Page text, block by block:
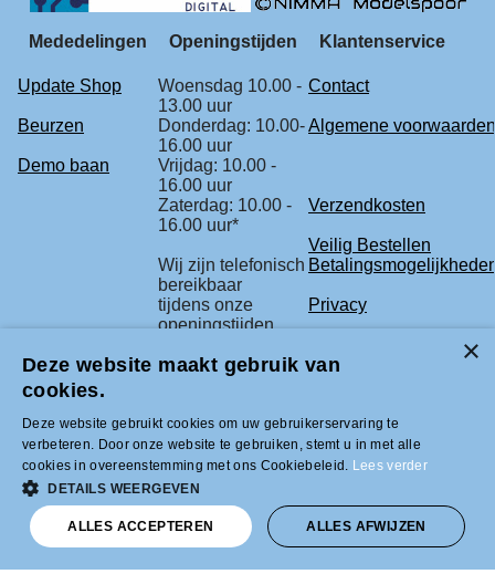
Mededelingen Openingstijden Klantenservice
Update Shop
Woensdag 10.00 -
13.00 uur
Contact
Beurzen
Donderdag: 10.00-
16.00 uur
Algemene voorwaarden
Demo baan
Vrijdag: 10.00 -
16.00 uur
Zaterdag: 10.00 -
16.00 uur*
Verzendkosten
Veilig Bestellen
Wij zijn telefonisch
bereikbaar
tijdens onze
openingstijden.
Privacy
* check voor de
Klachtenregeling
agenda.
Tel +31 (0)33-2996333 |
info@modelbouwled.nl | BTW nummer
NL001954275B26 | KVK nummer
31043946 | IBAN nummer NL59INGB
Deze website maakt gebruik van
cookies.
Deze website gebruikt cookies om uw gebruikerservaring te
verbeteren. Door onze website te gebruiken, stemt u in met alle
cookies in overeenstemming met ons Cookiebeleid. Lees verder
DETAILS WEERGEVEN
ALLES ACCEPTEREN ALLES AFWIJZEN